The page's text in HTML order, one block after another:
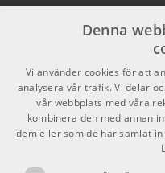
TikTok
Denna
Vi använder cookies för att
analysera vår trafik. Vi delar
vår webbplats med våra
kombinera den med annan
dem eller som de har samlat